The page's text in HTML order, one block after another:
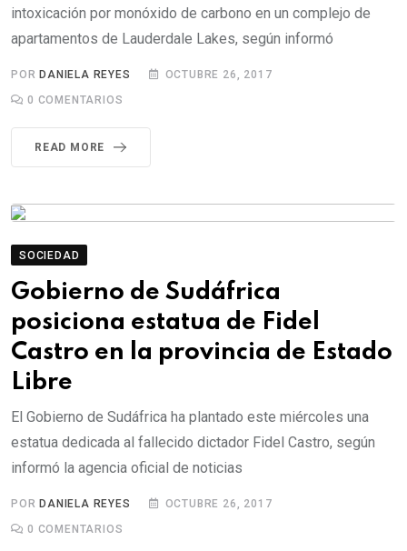
intoxicación por monóxido de carbono en un complejo de
apartamentos de Lauderdale Lakes, según informó
PORDANIELA REYES
OCTUBRE 26, 2017
0 COMENTARIOS
READ MORE
SOCIEDAD
Gobierno de Sudáfrica
posiciona estatua de Fidel
Castro en la provincia de Estado
Libre
El Gobierno de Sudáfrica ha plantado este miércoles una
estatua dedicada al fallecido dictador Fidel Castro, según
informó la agencia oficial de noticias
PORDANIELA REYES
OCTUBRE 26, 2017
0 COMENTARIOS